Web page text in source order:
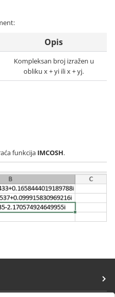
Opis
Kompleksan broj izražen u
obliku x + yi ili x + yj.
funkcija IMCOSH.